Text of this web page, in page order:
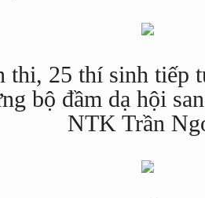
thi, 25 thí sinh tiếp
bộ đầm dạ hội
NTK Trần